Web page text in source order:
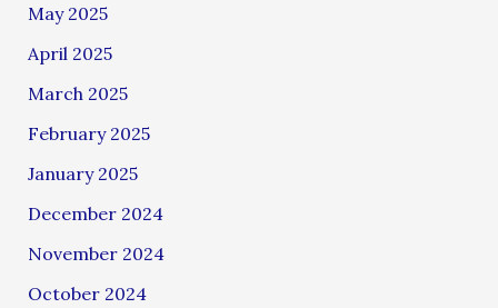
May 2025
April 2025
March 2025
February 2025
January 2025
December 2024
November 2024
October 2024